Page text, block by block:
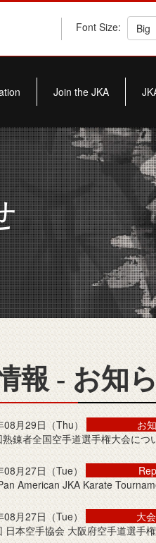
Font Size: Big
Join the JKA
報 - お知
08月29日（Thu）
お
熟錬者全国空手道選手権大会に
08月27日（Tue）
American JKA Karate
08月27日（Tue）
大
日本空手協会 大阪府空手道選手